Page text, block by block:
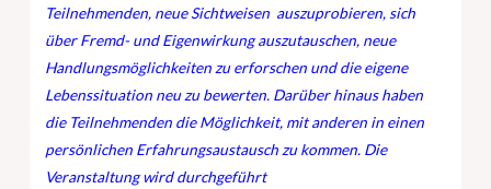
Teilnehmenden, neue Sichtweisen auszuprobieren, sich
über Fremd- und Eigenwirkung auszutauschen, neue
Handlungsmöglichkeiten zu erforschen und die eigene
Lebenssituation neu zu bewerten. Darüber hinaus haben
die Teilnehmenden die Möglichkeit, mit anderen in einen
persönlichen Erfahrungsaustausch zu kommen. Die
Veranstaltung wird durchgeführt